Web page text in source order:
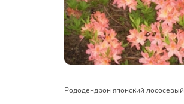
Рододендрон японский лососевый